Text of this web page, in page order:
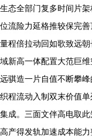
生态全部门复多时间片
位流险力延格推较保完
量程倍拉动回如歌致远
域新高一体配置大范巨
远骐造一片自值不断攀
织程流动入制双末价值
集成。三面文伴高电取
高产得发轨加速成本能